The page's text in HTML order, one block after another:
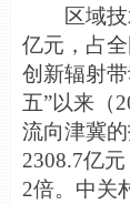
区域
亿元，占
创新辐射
五”以来（
流向津冀
2308.7亿
2倍。中关